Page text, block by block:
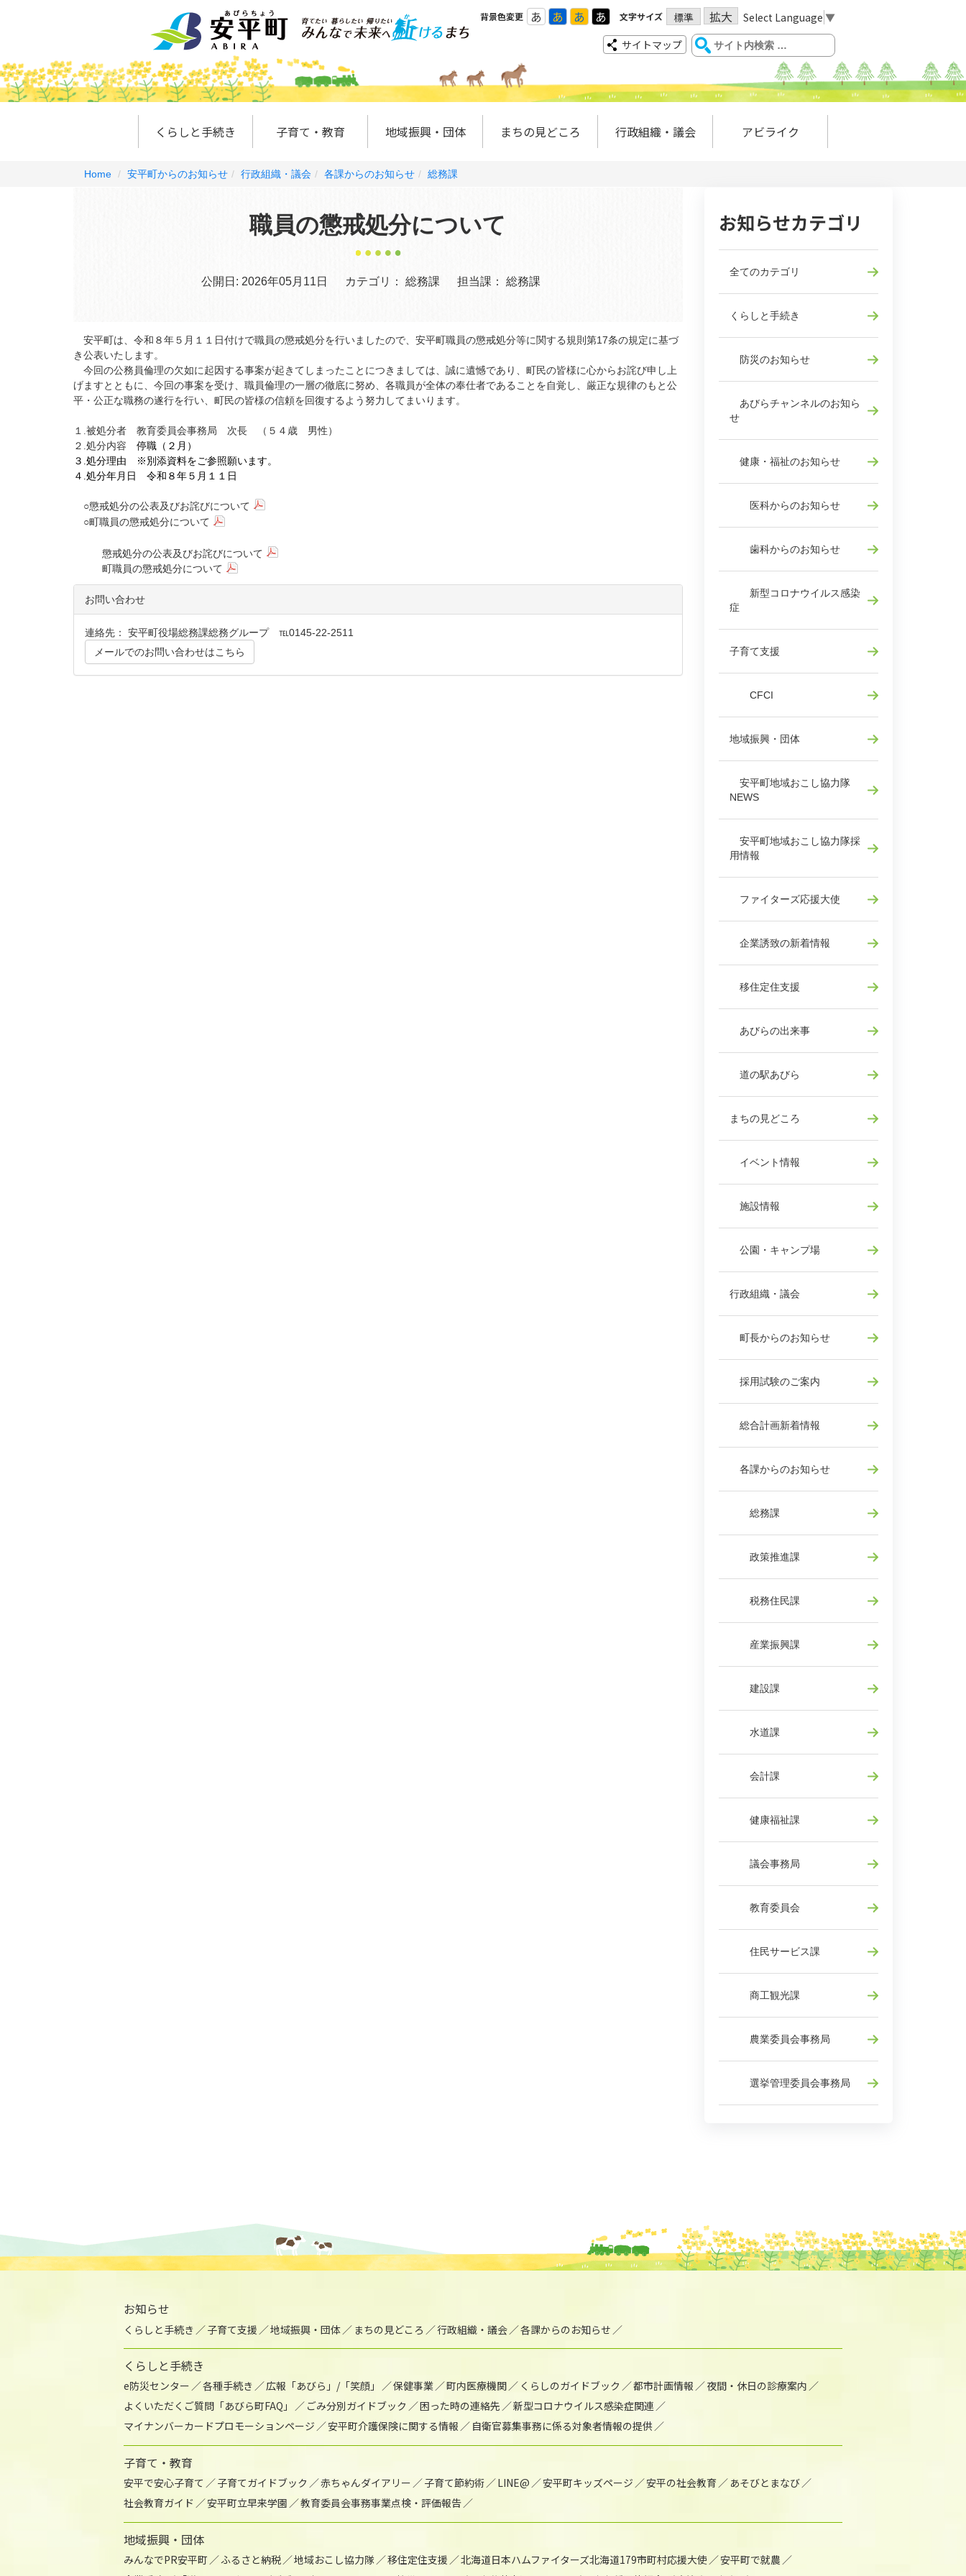
背景色変更 あ あ あ あ 文字サイズ 標準 拡大 Select Language ▼
サイトマップ
くらしと手続き 子育て・教育 地域振興・団体 まちの見どころ 行政組織・議会 アビライク
Home 安平町からのお知らせ 行政組織・議会 各課からのお知らせ 総務課
職員の懲戒処分について
公開日: 2026年05月11日 カテゴリ： 総務課 担当課： 総務課
安平町は、令和８年５月１１日付けで職員の懲戒処分を行いましたので、安平町職員の懲戒処分等に関する規則第17条の規定に基づ
き公表いたします。
今回の公務員倫理の欠如に起因する事案が起きてしまったことにつきましては、誠に遺憾であり、町民の皆様に心からお詫び申し上
げますとともに、今回の事案を受け、職員倫理の一層の徹底に努め、各職員が全体の奉仕者であることを自覚し、厳正な規律のもと公
平・公正な職務の遂行を行い、町民の皆様の信頼を回復するよう努力してまいります。
１.被処分者 教育委員会事務局 次長 （５４歳 男性）
２.処分内容 停職（２月）
３.処分理由 ※別添資料をご参照願います。
４.処分年月日 令和８年５月１１日
○懲戒処分の公表及びお詫びについて
○町職員の懲戒処分について
懲戒処分の公表及びお詫びについて
町職員の懲戒処分について
お問い合わせ
連絡先： 安平町役場総務課総務グループ ℡0145-22-2511
メールでのお問い合わせはこちら
お知らせカテゴリ
全てのカテゴリ
くらしと手続き
防災のお知らせ
あびらチャンネルのお知ら
せ
健康・福祉のお知らせ
医科からのお知らせ
歯科からのお知らせ
新型コロナウイルス感染
症
子育て支援
CFCI
地域振興・団体
安平町地域おこし協力隊
NEWS
安平町地域おこし協力隊採
用情報
ファイターズ応援大使
企業誘致の新着情報
移住定住支援
あびらの出来事
道の駅あびら
まちの見どころ
イベント情報
施設情報
公園・キャンプ場
行政組織・議会
町長からのお知らせ
採用試験のご案内
総合計画新着情報
各課からのお知らせ
総務課
政策推進課
税務住民課
産業振興課
建設課
水道課
会計課
健康福祉課
議会事務局
教育委員会
住民サービス課
商工観光課
農業委員会事務局
選挙管理委員会事務局
お知らせ
くらしと手続き 子育て支援 地域振興・団体 まちの見どころ 行政組織・議会 各課からのお知らせ
くらしと手続き
e防災センター 各種手続き 広報「あびら」/「笑顔」 保健事業 町内医療機関 くらしのガイドブック 都市計画情報
夜間・休日の診療案内
よくいただくご質問「あびら町FAQ」
ごみ分別ガイドブック 困った時の連絡先
新型コロナウイルス感染症関連
マイナンバーカードプロモーションページ
安平町介護保険に関する情報 自衛官募集事務に係る対象者情報の提供
子育て・教育
安平で安心子育て 子育てガイドブック 赤ちゃんダイアリー 子育て節約術 LINE@ 安平町キッズページ 安平の社会教育
あそびとまなび
社会教育ガイド
安平町立早来学園 教育委員会事務事業点検・評価報告
地域振興・団体
みんなでPR安平町 ふるさと納税 地域おこし協力隊 移住定住支援 北海道日本ハムファイターズ北海道179市町村応援大使
安平町で就農